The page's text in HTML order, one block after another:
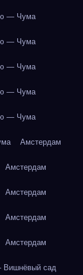
— Чума
— Чума
— Чума
— Чума
— Чума
Амстердам
Амстердам
Амстердам
Амстердам
Амстердам
Вишнёвый сад